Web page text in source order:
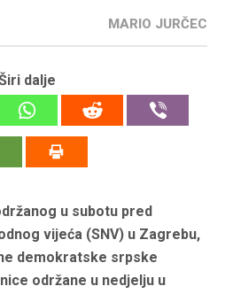
MARIO JURČEC
dalje
u subotu pred
vijeća (SNV) u Zagrebu,
demokratske srpske
održane u nedjelju u